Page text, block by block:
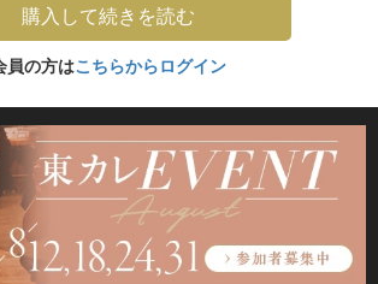
購入して続きを読む
員の方はこちらからログイン